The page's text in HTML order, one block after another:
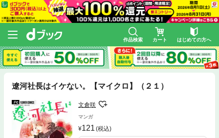
作品検索 カート はじめての方へ
遼河社長はイケない。【マイクロ】（２１）
文倉咲
マンガ
121 (税込)